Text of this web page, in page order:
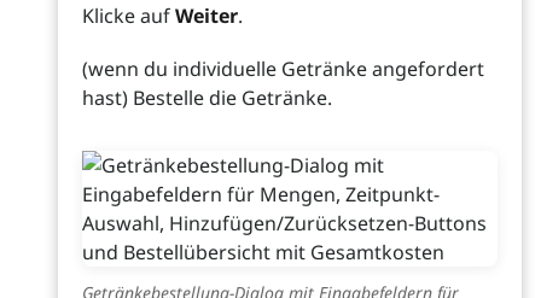
Klicke aufWeiter.
(wenn du individuelle Getränke angefordert
hast) Bestelle die Getränke.
Getränkebestellung-Dialog mit Eingabefeldern für